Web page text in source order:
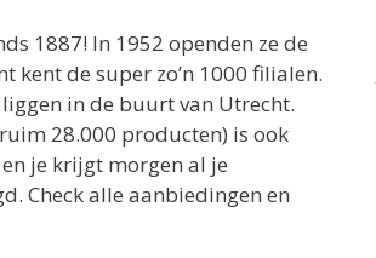
1887! In 1952 openden ze de
kent de super zo’n 1000 filialen.
in de buurt van Utrecht.
28.000 producten) is ook
je krijgt morgen al je
Check alle aanbiedingen en